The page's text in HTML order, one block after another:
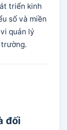
triển kinh
số và miền
quản lý
đối